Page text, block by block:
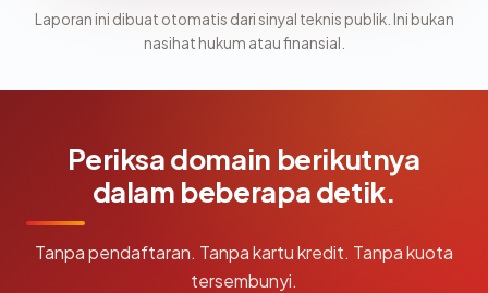
Laporan ini dibuat otomatis dari sinyal teknis publik. Ini bukan
nasihat hukum atau finansial.
Periksa domain berikutnya
dalam beberapa detik.
Tanpa pendaftaran. Tanpa kartu kredit. Tanpa kuota
tersembunyi.